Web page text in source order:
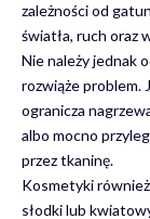
zależności od
światła, ruch oraz
Nie należy jednak
rozwiąże problem.
ogranicza
albo mocno
przez tkaninę.
Kosmetyki
słodki lub